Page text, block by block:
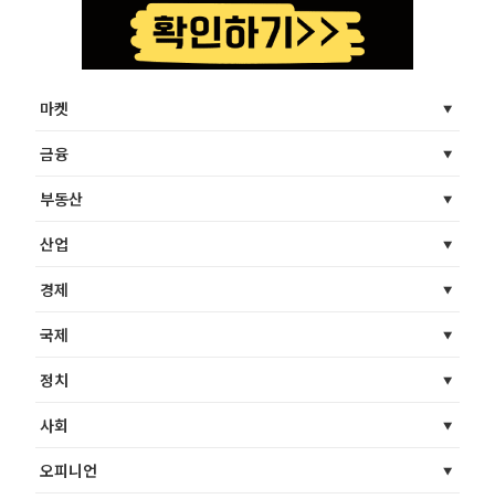
마켓
금융
부동산
산업
경제
국제
정치
사회
오피니언